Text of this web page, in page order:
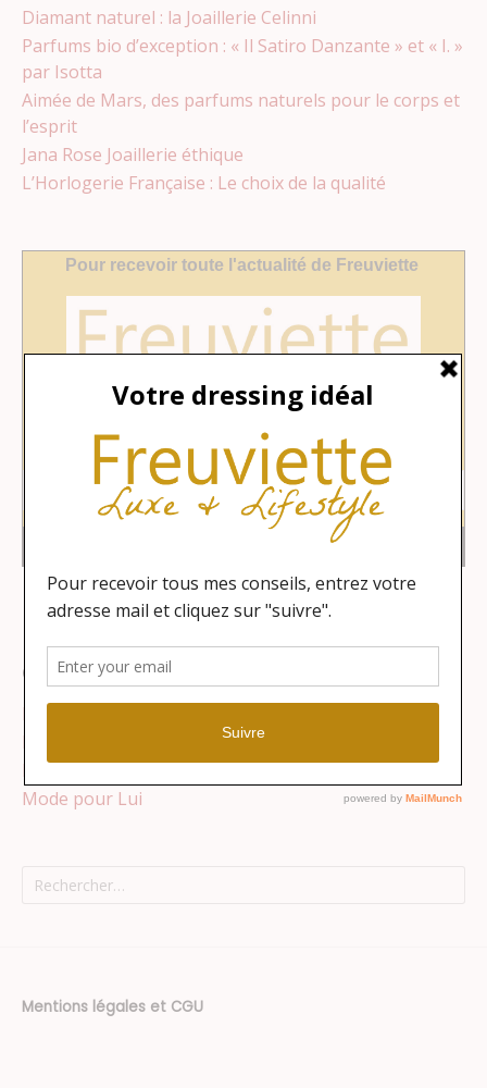
Diamant naturel : la Joaillerie Celinni
Parfums bio d’exception : « Il Satiro Danzante » et « I. »
par Isotta
Aimée de Mars, des parfums naturels pour le corps et
l’esprit
Jana Rose Joaillerie éthique
L’Horlogerie Française : Le choix de la qualité
Catégories
Mode pour Elle
Mode pour Lui
Rechercher :
Mentions légales et CGU